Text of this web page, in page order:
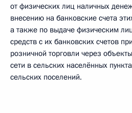
от физических лиц наличных
внесению на банковские счета
а также по выдаче физическим
средств с их банковских счетов
розничной торговли через
сети в сельских населённых
сельских поселений.